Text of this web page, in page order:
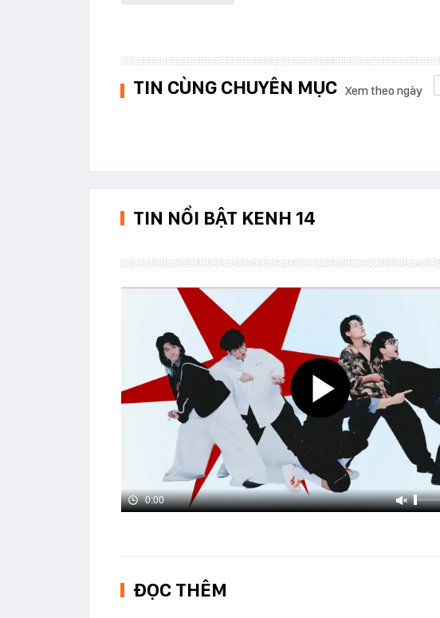
TIN CÙNG CHUYÊN MỤC Xem theo ngày
TIN NỔI BẬT KENH 14
0:00
ĐỌC THÊM